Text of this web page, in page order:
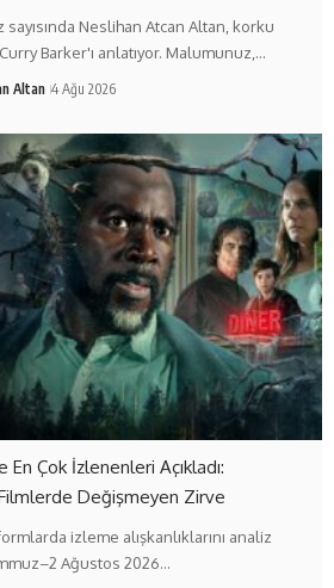
Neslihan Atcan Altan, korku
Barker'ı anlatıyor. Malumunuz,…
Altan 4 Ağu 2026
En Çok İzlenenleri Açıkladı:
Değişmeyen Zirve
izleme alışkanlıklarını analiz
Ağustos 2026…